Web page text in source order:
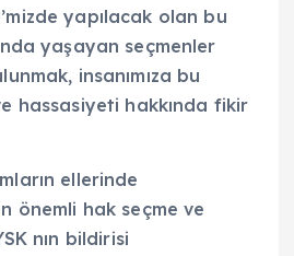
yapılacak olan bu
yaşayan seçmenler
insanımıza bu
hassasiyeti hakkında fikir
ellerinde
önemli hak seçme ve
nın bildirisi